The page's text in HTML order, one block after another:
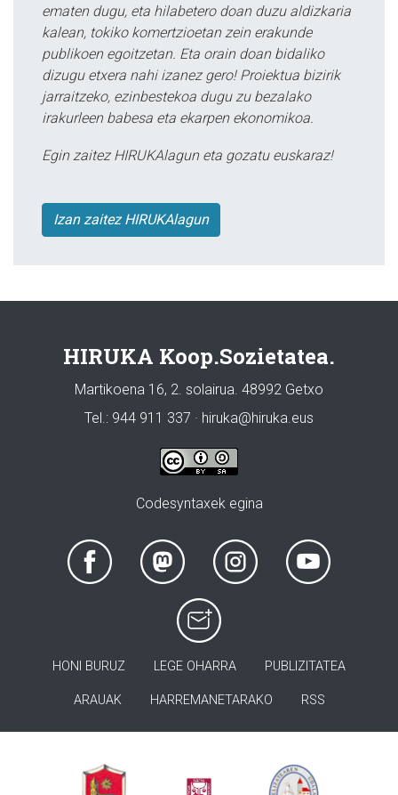
ematen dugu, eta hilabetero doan duzu aldizkaria
kalean, tokiko komertzioetan zein erakunde
publikoen egoitzetan. Eta orain doan bidaliko
dizugu etxera nahi izanez gero! Proiektua bizirik
jarraitzeko, ezinbestekoa dugu zu bezalako
irakurleen babesa eta ekarpen ekonomikoa.
Egin zaitez HIRUKAlagun eta gozatu euskaraz!
Izan zaitez HIRUKAlagun
HIRUKA Koop.Sozietatea.
Martikoena 16, 2. solairua. 48992 Getxo
Tel.: 944 911 337 · hiruka@hiruka.eus
Codesyntaxek egina
HONI BURUZ LEGE OHARRA PUBLIZITATEA
ARAUAK HARREMANETARAKO RSS